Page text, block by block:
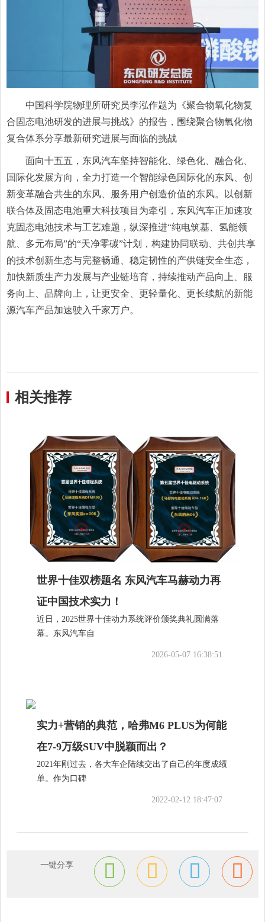
中国科学院物理所研究员李泓作题为《聚合物氧化物复
合固态电池研发的进展与挑战》的报告，围绕聚合物氧化物
复合体系分享最新研究进展与面临的挑战
面向十五五，东风汽车坚持智能化、绿色化、融合化、
国际化发展方向，全力打造一个智能绿色国际化的东风、创
新变革融合共生的东风、服务用户创造价值的东风。以创新
联合体及固态电池重大科技项目为牵引，东风汽车正加速攻
克固态电池技术与工艺难题，纵深推进“纯电筑基、氢能领
航、多元布局”的“天净零碳”计划，构建协同联动、共创共享
的技术创新生态与完整畅通、稳定韧性的产供链安全生态，
加快新质生产力发展与产业链培育，持续推动产品向上、服
务向上、品牌向上，让更安全、更轻量化、更长续航的新能
源汽车产品加速驶入千家万户。
相关推荐
世界十佳双榜题名 东风汽车马赫动力再
证中国技术实力！
近日，2025世界十佳动力系统评价颁奖典礼圆满落
幕。东风汽车自
2026-05-07 16:38:51
实力+营销的典范，哈弗M6 PLUS为何能
在7-9万级SUV中脱颖而出？
2021年刚过去，各大车企陆续交出了自己的年度成绩
单。作为口碑
2022-02-12 18:47:07
一键分享